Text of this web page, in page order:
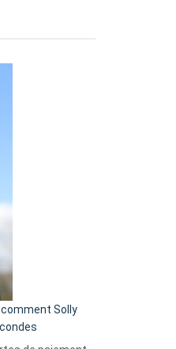
comment Solly